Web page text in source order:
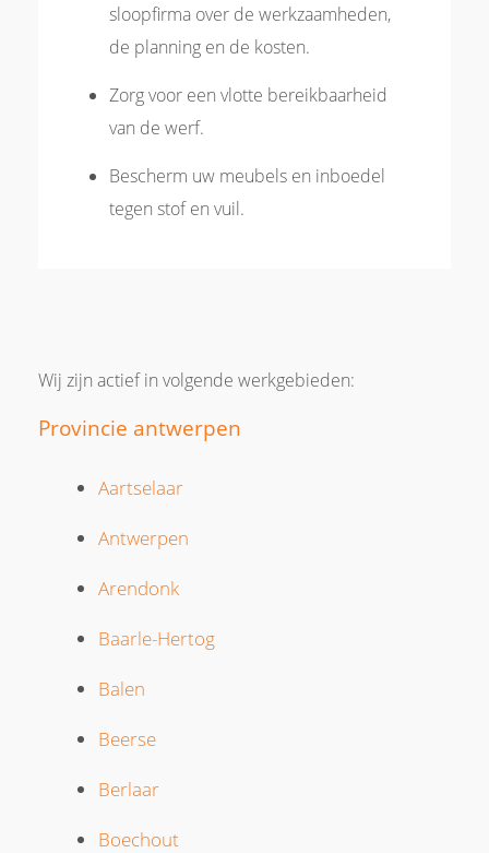
sloopfirma over de werkzaamheden,
de planning en de kosten.
Zorg voor een vlotte bereikbaarheid
van de werf.
Bescherm uw meubels en inboedel
tegen stof en vuil.
Wij zijn actief in volgende werkgebieden:
Provincie antwerpen
Aartselaar
Antwerpen
Arendonk
Baarle-Hertog
Balen
Beerse
Berlaar
Boechout